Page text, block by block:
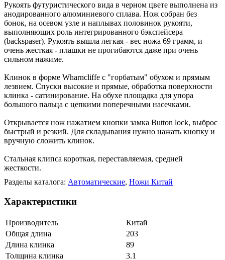
Рукоять футуристического вида в черном цвете выполнена из
анодированного алюминиевого сплава. Нож собран без
бонок, на осевом узле и наплывах половинок рукояти,
выполняющих роль интегрированного бэкспейсера
(backspaser). Рукоять вышла легкая - вес ножа 69 грамм, и
очень жесткая - плашки не прогибаются даже при очень
сильном нажиме.
Клинок в форме Wharncliffe с "горбатым" обухом и прямым
лезвием. Спуски высокие и прямые, обработка поверхности
клинка - сатинирование. На обухе площадка для упора
большого пальца с цепкими поперечными насечками.
Открывается нож нажатием кнопки замка Button lock, выброс
быстрый и резкий. Для складывания нужно нажать кнопку и
вручную сложить клинок.
Стальная клипса короткая, переставляемая, средней
жесткости.
Разделы каталога: Автоматические, Ножи Китай
Характеристики
Производитель
Китай
Общая длина
203
Длина клинка
89
Толщина клинка
3.1